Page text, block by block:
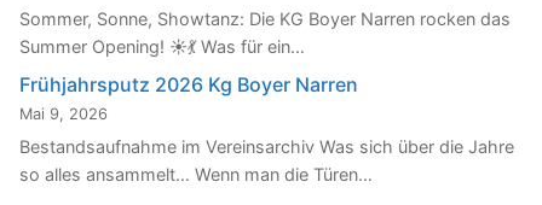
Sommer, Sonne, Showtanz: Die KG Boyer Narren rocken das
Summer Opening! ☀️💃 Was für ein…
Frühjahrsputz 2026 Kg Boyer Narren
Mai 9, 2026
Bestandsaufnahme im Vereinsarchiv Was sich über die Jahre
so alles ansammelt… Wenn man die Türen…